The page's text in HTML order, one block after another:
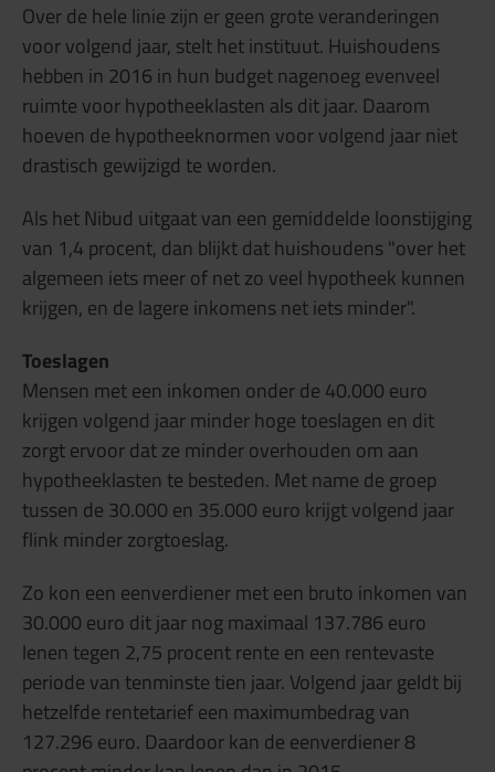
Over de hele linie zijn er geen grote veranderingen
voor volgend jaar, stelt het instituut. Huishoudens
hebben in 2016 in hun budget nagenoeg evenveel
ruimte voor hypotheeklasten als dit jaar. Daarom
hoeven de hypotheeknormen voor volgend jaar niet
drastisch gewijzigd te worden.
Als het Nibud uitgaat van een gemiddelde loonstijging
van 1,4 procent, dan blijkt dat huishoudens "over het
algemeen iets meer of net zo veel hypotheek kunnen
krijgen, en de lagere inkomens net iets minder".
Toeslagen
Mensen met een inkomen onder de 40.000 euro
krijgen volgend jaar minder hoge toeslagen en dit
zorgt ervoor dat ze minder overhouden om aan
hypotheeklasten te besteden. Met name de groep
tussen de 30.000 en 35.000 euro krijgt volgend jaar
flink minder zorgtoeslag.
Zo kon een eenverdiener met een bruto inkomen van
30.000 euro dit jaar nog maximaal 137.786 euro
lenen tegen 2,75 procent rente en een rentevaste
periode van tenminste tien jaar. Volgend jaar geldt bij
hetzelfde rentetarief een maximumbedrag van
127.296 euro. Daardoor kan de eenverdiener 8